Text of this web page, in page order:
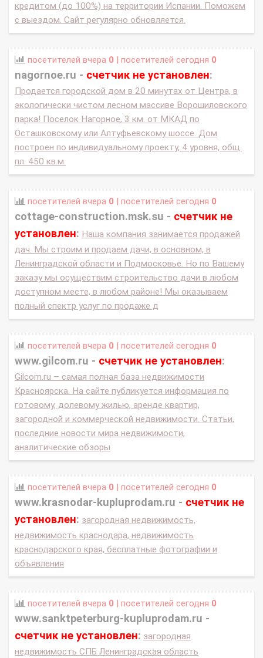
кредитом (до 100%) на территории Испании. Поможем
с выездом. Сайт регулярно обновляется.
посетителей вчера 0 | посетителей сегодня 0
nagornoe.ru - счетчик не установлен:
Продается городской дом в 20 минутах от Центра, в
экологически чистом лесном массиве Ворошиловского
парка! Поселок Нагорное, 3 км. от МКАД по
Осташковскому или Алтуфьевскому шоссе. Дом
построен по индивидуальному проекту, 4 уровня, общ.
пл. 450 кв.м.
посетителей вчера 0 | посетителей сегодня 0
cottage-construction.msk.su - счетчик не
установлен: Наша компания занимается продажей
дач. Мы строим и продаем дачи, в основном, в
Ленинградской области и Подмосковье. Но по Вашему
заказу мы осуществим строительство дачи в любом
доступном месте, в любом районе! Мы оказываем
полный спектр услуг по продаже д
посетителей вчера 0 | посетителей сегодня 0
www.gilcom.ru - счетчик не установлен:
Gilcom.ru – самая полная база недвижимости
Красноярска. На сайте публикуется информация по
готовому, долевому жилью, аренде квартир,
загородной и коммерческой недвижимости. Статьи,
последние новости мира недвижимости,
аналитические обзоры
посетителей вчера 0 | посетителей сегодня 0
www.krasnodar-kupluprodam.ru - счетчик не
установлен: загородная недвижимость,
недвижимость краснодара, недвижимость
краснодарского края, бесплатные фотографии и
объявления
посетителей вчера 0 | посетителей сегодня 0
www.sanktpeterburg-kupluprodam.ru -
счетчик не установлен: загородная
недвижимость СПБ Ленинградская область